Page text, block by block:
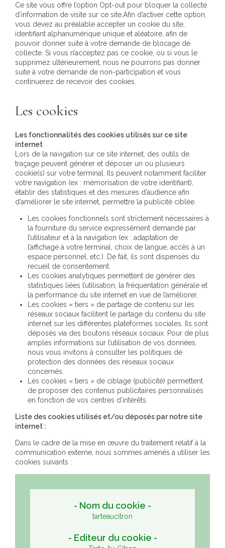
Ce site vous offre l’option Opt-out pour bloquer la collecte
d’information de visite sur ce site.Afin d’activer cette option,
vous devez au préalable accepter un cookie du site,
identifiant alphanumérique unique et aléatoire, afin de
pouvoir donner suite à votre demande de blocage de
collecte. Si vous n’acceptez pas ce cookie, ou si vous le
supprimez ultérieurement, nous ne pourrons pas donner
suite à votre demande de non-participation et vous
continuerez de recevoir des cookies.
Les cookies
Les fonctionnalités des cookies utilisés sur ce site
internet
Lors de la navigation sur ce site internet, des outils de
traçage peuvent générer et déposer un ou plusieurs
cookie(s) sur votre terminal. Ils peuvent notamment faciliter
votre navigation (ex : mémorisation de votre identifiant),
établir des statistiques et des mesures d’audience afin
d’améliorer le site internet, permettre la publicité ciblée.
Les cookies fonctionnels sont strictement nécessaires à
la fourniture du service expressément demandé par
l’utilisateur et à la navigation (ex : adaptation de
l’affichage à votre terminal, choix de langue, accès à un
espace personnel, etc.). De fait, ils sont dispensés du
recueil de consentement.
Les cookies analytiques permettent de générer des
statistiques liées l’utilisation, la fréquentation générale et
la performance du site internet en vue de l’améliorer.
Les cookies « tiers » de partage de contenu sur les
réseaux sociaux facilitent le partage du contenu du site
internet sur les différentes plateformes sociales. Ils sont
déposés via des boutons réseaux sociaux. Pour de plus
amples informations sur l’utilisation de vos données,
nous vous invitons à consulter les politiques de
protection des données des réseaux sociaux
concernés.
Les cookies « tiers » de ciblage (publicité) permettent
de proposer des contenus publicitaires personnalisés
en fonction de vos centres d’intérêts.
Liste des cookies utilisés et/ou déposés par notre site
internet :
Dans le cadre de la mise en œuvre du traitement relatif à la
communication externe, nous sommes amenés à utiliser les
cookies suivants :
tarteaucitron